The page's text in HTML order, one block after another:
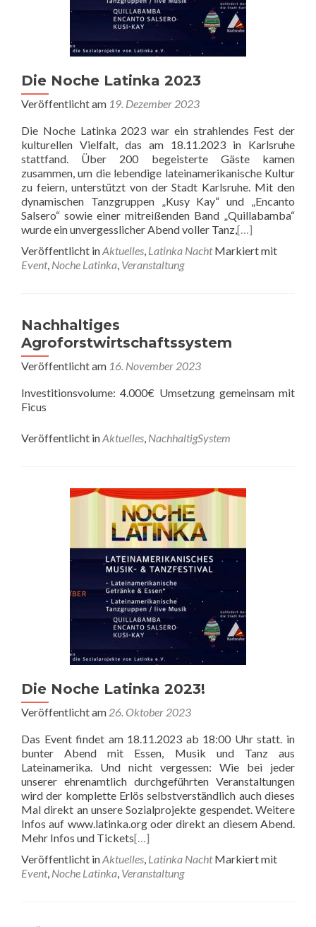
Die Noche Latinka 2023
Veröffentlicht am 19. Dezember 2023
Die Noche Latinka 2023 war ein strahlendes Fest der
kulturellen Vielfalt, das am 18.11.2023 in Karlsruhe
stattfand. Über 200 begeisterte Gäste kamen
zusammen, um die lebendige lateinamerikanische Kultur
zu feiern, unterstützt von der Stadt Karlsruhe. Mit den
dynamischen Tanzgruppen „Kusy Kay“ und „Encanto
Salsero“ sowie einer mitreißenden Band „Quillabamba“
wurde ein unvergesslicher Abend voller Tanz,[…]
Veröffentlicht inAktuelles, Latinka Nacht Markiert mit
Event, Noche Latinka, Veranstaltung
Nachhaltiges
Agroforstwirtschaftssystem
Veröffentlicht am 16. November 2023
Investitionsvolume: 4.000€ Umsetzung gemeinsam mit
Ficus
Veröffentlicht inAktuelles, NachhaltigSystem
Die Noche Latinka 2023!
Veröffentlicht am 26. Oktober 2023
Das Event findet am 18.11.2023 ab 18:00 Uhr statt. in
bunter Abend mit Essen, Musik und Tanz aus
Lateinamerika. Und nicht vergessen: Wie bei jeder
unserer ehrenamtlich durchgeführten Veranstaltungen
wird der komplette Erlös selbstverständlich auch dieses
Mal direkt an unsere Sozialprojekte gespendet. Weitere
Infos auf www.latinka.org oder direkt an diesem Abend.
Mehr Infos und Tickets[…]
Veröffentlicht inAktuelles, Latinka Nacht Markiert mit
Event, Noche Latinka, Veranstaltung